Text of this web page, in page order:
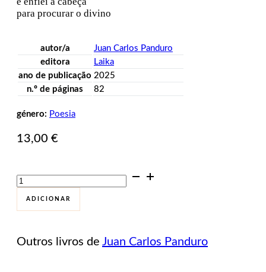
para procurar o divino
autor/a
Juan Carlos Panduro
editora
Laika
ano de publicação 2025
n.º de páginas
82
género: Poesia
13,00 €
Quantidade
de
Alecrim
Recém
ADICIONAR
Outros livros de Juan Carlos Panduro